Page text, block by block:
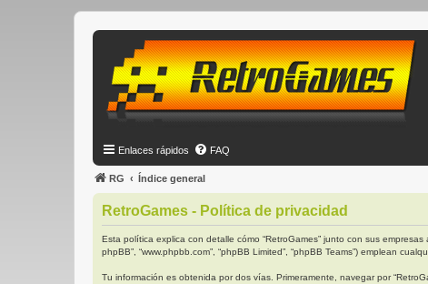
Enlaces rápidos FAQ
RG Índice general
RetroGames - Política de privacidad
Esta política explica con detalle cómo “RetroGames” junto con sus empresas
phpBB”, “www.phpbb.com”, “phpBB Limited”, “phpBB Teams”) emplean
Tu información es obtenida por dos vías. Primeramente, navegar por